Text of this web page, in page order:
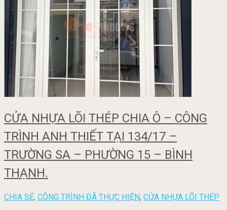
CỬA NHỰA LÕI THÉP CHIA Ô – CÔNG
TRÌNH ANH THIẾT TẠI 134/17 –
TRƯỜNG SA – PHƯỜNG 15 – BÌNH
THẠNH.
CHIA SẺ, CÔNG TRÌNH ĐÃ THỰC HIỆN, CỬA NHỰA LÕI THÉP